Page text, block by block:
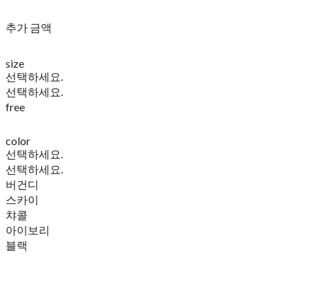
추가 금액
size
선택하세요.
선택하세요.
free
color
선택하세요.
선택하세요.
버건디
스카이
챠콜
아이보리
블랙